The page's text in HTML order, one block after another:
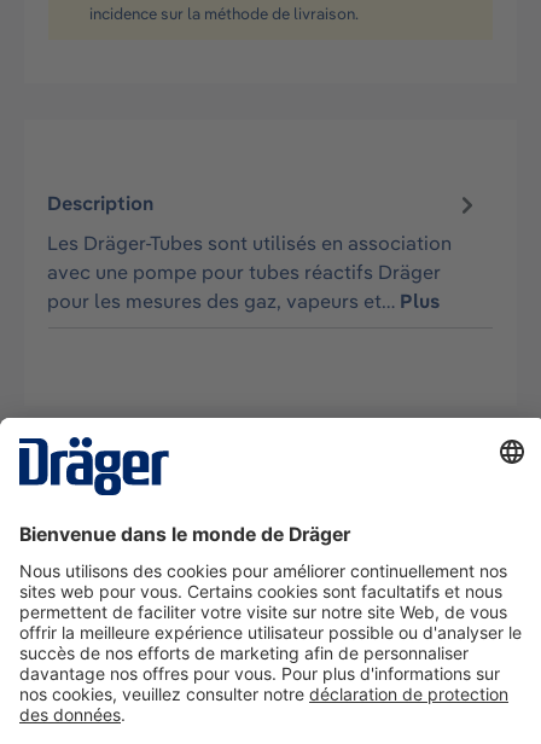
incidence sur la méthode de livraison.
Description
Les Dräger-Tubes sont utilisés en association
avec une pompe pour tubes réactifs Dräger
pour les mesures des gaz, vapeurs et… Plus
La technologie
Nous contacter
A propos de Dräger
Informations